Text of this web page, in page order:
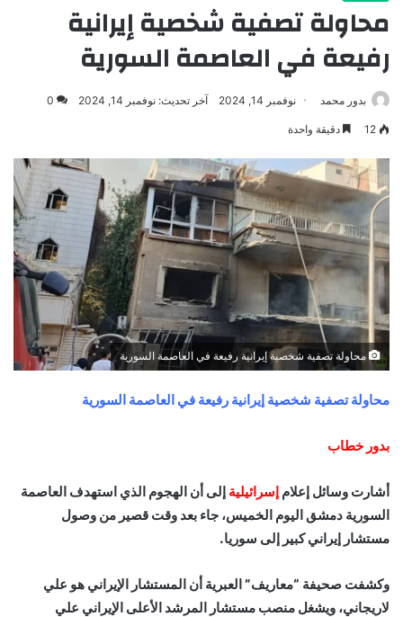
محاولة تصفية شخصية إيرانية
رفيعة في العاصمة السورية
بدور محمد نوفمبر 14, 2024 آخر تحديث: نوفمبر 14, 2024 0
12 دقيقة واحدة
محاولة تصفية شخصية إيرانية رفيعة في العاصمة السورية
محاولة تصفية شخصية إيرانية رفيعة في العاصمة السورية
بدور خطاب
أشارت وسائل إعلام إسرائيلية إلى أن الهجوم الذي استهدف العاصمة
السورية دمشق اليوم الخميس، جاء بعد وقت قصير من وصول
مستشار إيراني كبير إلى سوريا.
وكشفت صحيفة “معاريف” العبرية أن المستشار الإيراني هو علي
لاريجاني، ويشغل منصب مستشار المرشد الأعلى الإيراني علي